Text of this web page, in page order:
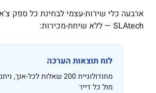
SLAtech — ללא שיחת-מכירות:
לוח תוצאות הערכה
מתודולוגיית 200 שאלות לכל-
מול כל דייר